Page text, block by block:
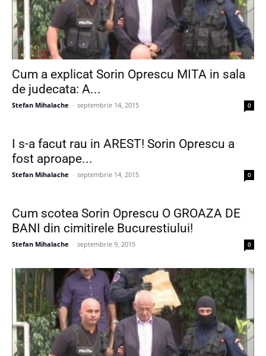
Cum a explicat Sorin Oprescu MITA in sala
de judecata: A...
Stefan Mihalache - septembrie 14, 2015 0
I s-a facut rau in AREST! Sorin Oprescu a
fost aproape...
Stefan Mihalache - septembrie 14, 2015 0
Cum scotea Sorin Oprescu O GROAZA DE
BANI din cimitirele Bucurestiului!
Stefan Mihalache - septembrie 9, 2015 0